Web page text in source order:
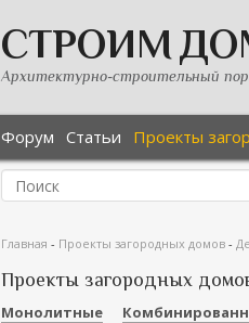
СТРОИМ
Архитектурно-строительный
Форум Статьи Проекты
Главная - Проекты загородных домов -
Проекты загородных
Монолитные